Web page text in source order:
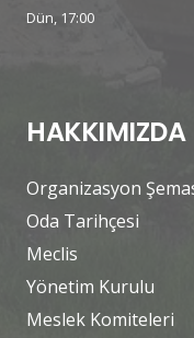
Dün, 17:00
HAKKIMIZDA
Organizasyon
Oda Tarihçesi
Meclis
Yönetim Kurulu
Meslek Komiteleri